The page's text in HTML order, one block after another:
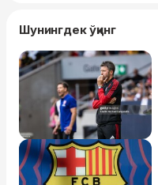
Шунингдек ўқинг